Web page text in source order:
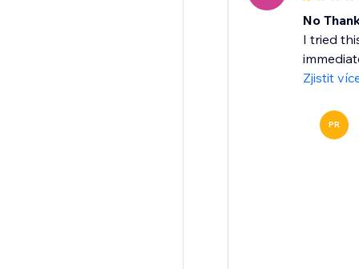
No
I tried
Zjistit
PR